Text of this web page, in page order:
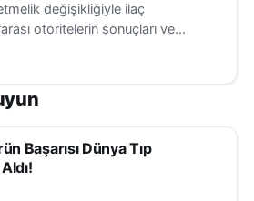
değişikliğiyle ilaç
otoritelerin sonuçları ve
değerlendirmeye alınabilecek.
Başarısı Dünya Tıp